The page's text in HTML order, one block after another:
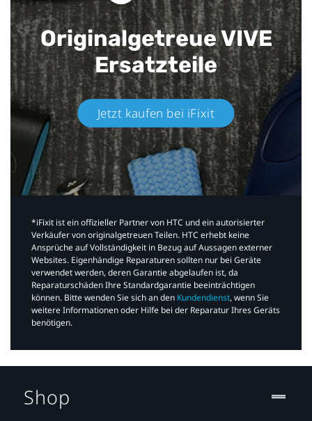
Originalgetreue VIVE
Ersatzteile
Jetzt kaufen bei iFixit​
*iFixit ist ein offizieller Partner von HTC und ein autorisierter
Verkäufer von originalgetreuen Teilen. HTC erhebt keine
Ansprüche auf Vollständigkeit in Bezug auf Aussagen externer
Websites. Eigenhändige Reparaturen sollten nur bei Geräte
verwendet werden, deren Garantie abgelaufen ist, da
Reparaturschäden Ihre Standardgarantie beeinträchtigen
können. Bitte wenden Sie sich an den Kundendienst, wenn Sie
weitere Informationen oder Hilfe bei der Reparatur Ihres Geräts
benötigen.​
Shop